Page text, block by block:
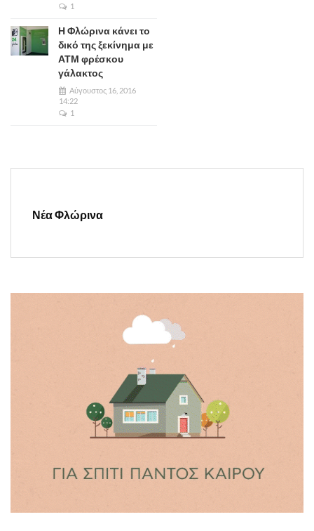
1
Η Φλώρινα κάνει το
δικό της ξεκίνημα με
ΑΤΜ φρέσκου
γάλακτος
Αύγουστος 16, 2016
14:22
1
Νέα Φλώρινα